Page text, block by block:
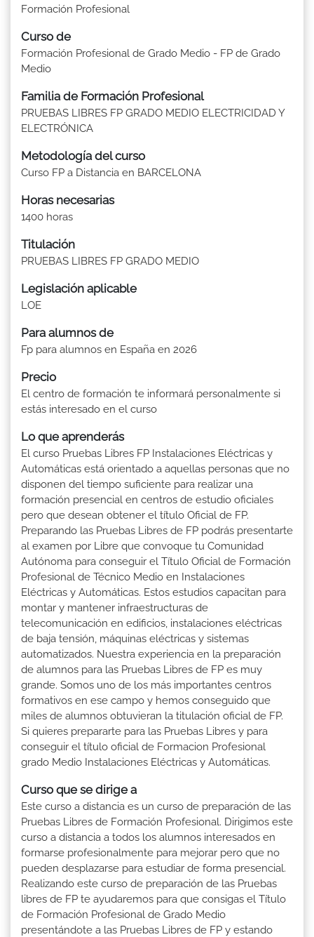
Formación Profesional
Curso de
Formación Profesional de Grado Medio - FP de Grado
Medio
Familia de Formación Profesional
PRUEBAS LIBRES FP GRADO MEDIO ELECTRICIDAD Y
ELECTRÓNICA
Metodología del curso
Curso FP a Distancia en BARCELONA
Horas necesarias
1400 horas
Titulación
PRUEBAS LIBRES FP GRADO MEDIO
Legislación aplicable
LOE
Para alumnos de
Fp para alumnos en España en 2026
Precio
El centro de formación te informará personalmente si
estás interesado en el curso
Lo que aprenderás
El curso Pruebas Libres FP Instalaciones Eléctricas y
Automáticas está orientado a aquellas personas que no
disponen del tiempo suficiente para realizar una
formación presencial en centros de estudio oficiales
pero que desean obtener el título Oficial de FP.
Preparando las Pruebas Libres de FP podrás presentarte
al examen por Libre que convoque tu Comunidad
Autónoma para conseguir el Título Oficial de Formación
Profesional de Técnico Medio en Instalaciones
Eléctricas y Automáticas. Estos estudios capacitan para
montar y mantener infraestructuras de
telecomunicación en edificios, instalaciones eléctricas
de baja tensión, máquinas eléctricas y sistemas
automatizados. Nuestra experiencia en la preparación
de alumnos para las Pruebas Libres de FP es muy
grande. Somos uno de los más importantes centros
formativos en ese campo y hemos conseguido que
miles de alumnos obtuvieran la titulación oficial de FP.
Si quieres prepararte para las Pruebas Libres y para
conseguir el título oficial de Formacion Profesional
grado Medio Instalaciones Eléctricas y Automáticas.
Curso que se dirige a
Este curso a distancia es un curso de preparación de las
Pruebas Libres de Formación Profesional. Dirigimos este
curso a distancia a todos los alumnos interesados en
formarse profesionalmente para mejorar pero que no
pueden desplazarse para estudiar de forma presencial.
Realizando este curso de preparación de las Pruebas
libres de FP te ayudaremos para que consigas el Título
de Formación Profesional de Grado Medio
presentándote a las Pruebas Libres de FP y estando